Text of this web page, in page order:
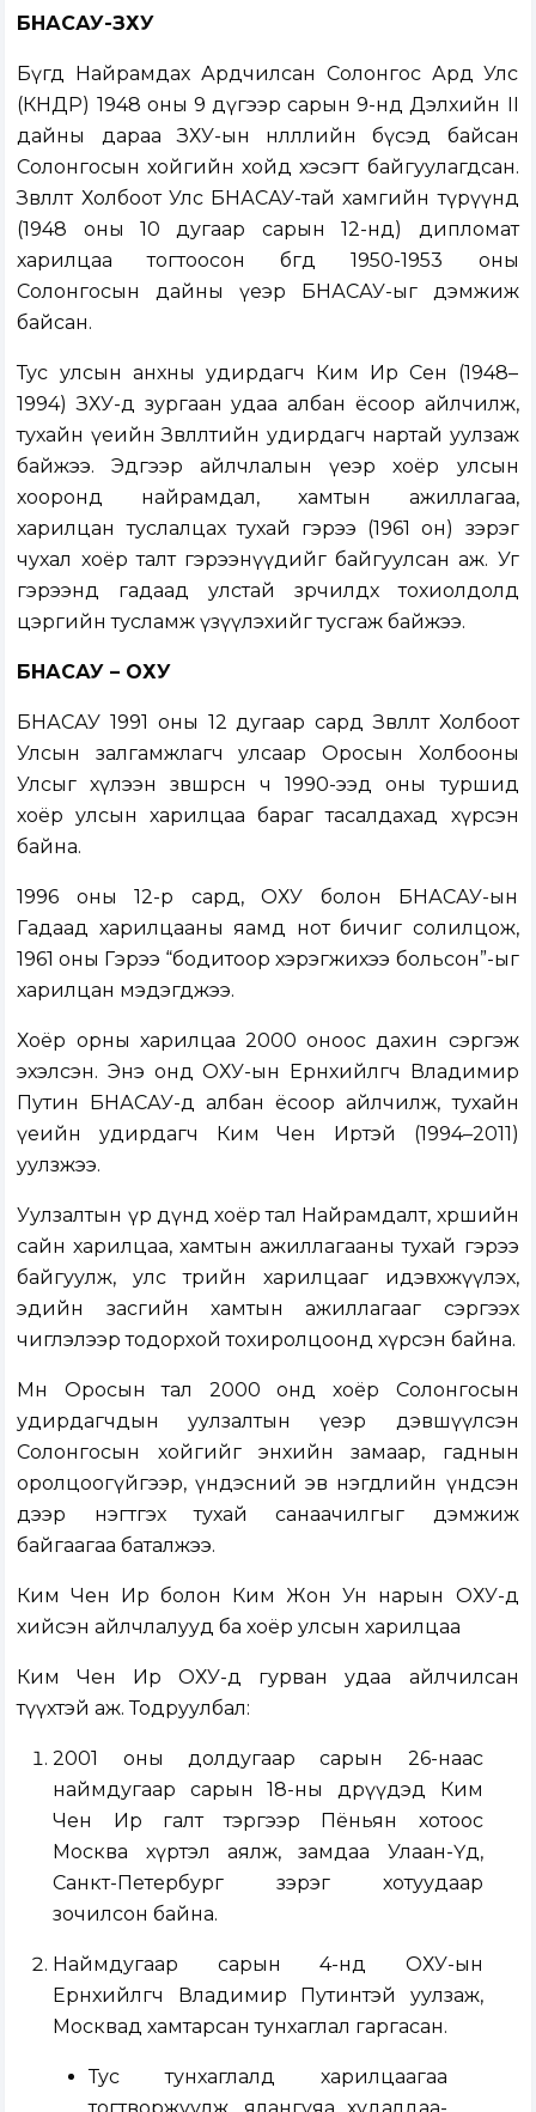
БНАСАУ-ЗХУ
Бүгд Найрамдах Ардчилсан Солонгос Ард Улс
(КНДР) 1948 оны 9 дүгээр сарын 9-нд Дэлхийн II
дайны дараа ЗХУ-ын нөлөөллийн бүсэд байсан
Солонгосын хойгийн хойд хэсэгт байгуулагдсан.
Зөвлөлт Холбоот Улс БНАСАУ-тай хамгийн түрүүнд
(1948 оны 10 дугаар сарын 12-нд) дипломат
харилцаа тогтоосон бөгөөд 1950-1953 оны
Солонгосын дайны үеэр БНАСАУ-ыг дэмжиж
байсан.
Тус улсын анхны удирдагч Ким Ир Сен (1948–
1994) ЗХУ-д зургаан удаа албан ёсоор айлчилж,
тухайн үеийн Зөвлөлтийн удирдагч нартай уулзаж
байжээ. Эдгээр айлчлалын үеэр хоёр улсын
хооронд найрамдал, хамтын ажиллагаа,
харилцан туслалцах тухай гэрээ (1961 он) зэрэг
чухал хоёр талт гэрээнүүдийг байгуулсан аж. Уг
гэрээнд гадаад улстай зөрчилдөх тохиолдолд
цэргийн тусламж үзүүлэхийг тусгаж байжээ.
БНАСАУ – ОХУ
БНАСАУ 1991 оны 12 дугаар сард Зөвлөлт Холбоот
Улсын залгамжлагч улсаар Оросын Холбооны
Улсыг хүлээн зөвшөөрсөн ч 1990-ээд оны туршид
хоёр улсын харилцаа бараг тасалдахад хүрсэн
байна.
1996 оны 12-р сард, ОХУ болон БНАСАУ-ын
Гадаад харилцааны яамд нот бичиг солилцож,
1961 оны Гэрээ “бодитоор хэрэгжихээ больсон”-ыг
харилцан мэдэгджээ.
Хоёр орны харилцаа 2000 оноос дахин сэргэж
эхэлсэн. Энэ онд ОХУ-ын Ерөнхийлөгч Владимир
Путин БНАСАУ-д албан ёсоор айлчилж, тухайн
үеийн удирдагч Ким Чен Иртэй (1994–2011)
уулзжээ.
Уулзалтын үр дүнд хоёр тал Найрамдалт, хөршийн
сайн харилцаа, хамтын ажиллагааны тухай гэрээ
байгуулж, улс төрийн харилцааг идэвхжүүлэх,
эдийн засгийн хамтын ажиллагааг сэргээх
чиглэлээр тодорхой тохиролцоонд хүрсэн байна.
Мөн Оросын тал 2000 онд хоёр Солонгосын
удирдагчдын уулзалтын үеэр дэвшүүлсэн
Солонгосын хойгийг энхийн замаар, гаднын
оролцоогүйгээр, үндэсний эв нэгдлийн үндсэн
дээр нэгтгэх тухай санаачилгыг дэмжиж
байгаагаа баталжээ.
Ким Чен Ир болон Ким Жон Ун нарын ОХУ-д
хийсэн айлчлалууд ба хоёр улсын харилцаа
Ким Чен Ир ОХУ-д гурван удаа айлчилсан
түүхтэй аж. Тодруулбал:
2001 оны долдугаар сарын 26-наас
наймдугаар сарын 18-ны өдрүүдэд Ким
Чен Ир галт тэргээр Пёньян хотоос
Москва хүртэл аялж, замдаа Улаан-Үд,
Санкт-Петербург зэрэг хотуудаар
зочилсон байна.
Наймдугаар сарын 4-нд ОХУ-ын
Ерөнхийлөгч Владимир Путинтэй уулзаж,
Москвад хамтарсан тунхаглал гаргасан.
Тус тунхаглалд харилцаагаа